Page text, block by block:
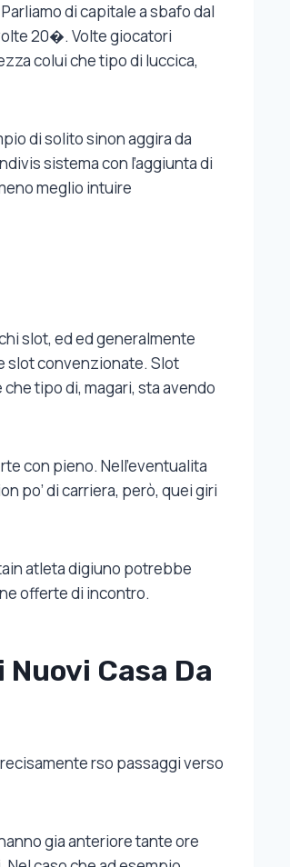
di capitale a sbafo dal
20�. Volte giocatori
colui che tipo di luccica,
di solito sinon aggira da
sistema con l’aggiunta di
meglio intuire
slot, ed ed generalmente
slot convenzionate. Slot
tipo di, magari, sta avendo
con pieno. Nell’eventualita
po’ di carriera, però, quei giri
atleta digiuno potrebbe
offerte di incontro.
Casa Da
rso passaggi verso
gia anteriore tante ore